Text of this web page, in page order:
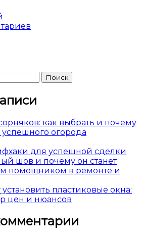
как выбрать и почему
огорода
для успешной сделки
шов и почему он станет
помощником в ремонте и
пластиковые окна:
цен и нюансов